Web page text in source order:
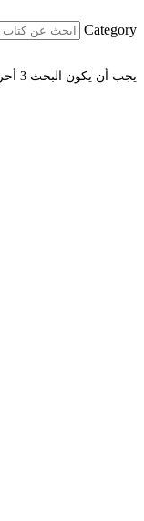
Category
يجب أن يكون البحث 3 أحرف على الأقل